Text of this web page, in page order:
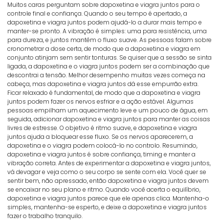
Muitos caras perguntam sobre dapoxetina e viagra juntos para o
controle final e confiança. Quando o seu tempo é apertado, a
dapoxetina e viagra juntos podem ajudá-lo a durar mais tempo e
manter-se pronto. A vibração é simples: uma para resistência, uma
para dureza, e juntos mantêm o fluxo suave. As pessoas falam sobre
cronometrar a dose certa, de modo que a dapoxetina e viagra em
conjunto atinjam sem sentir tonturas. Se quiser que a sessão se sinta
ligada, a dapoxetina e o viagra juntos podem ser a combinação que
descontrai a tensão. Melhor desempenho muitas vezes começa na
cabeça, mas dapoxetina e viagra juntos dá esse empurrão extra.
Ficar relaxado é fundamental, de modo que a dapoxetina e viagra
juntos podem fazer os nervos esfriar e a ação estável. Algumas
pessoas empilham um aquecimento leve e um pouco de água, em
seguida, adicionar dapoxetina e viagra juntos para manter as coisas
livres de estresse. O objetivo é ritmo suave, e dapoxetina e viagra
juntos ajuda a bloquear esse fluxo. Se os nervos aparecerem, a
dapoxetina e o viagra podem colocá-lo no controlo. Resumindo,
dapoxetina e viagra juntos é sobre confiança, timing e manter a
vibração correta. Antes de experimentar a dapoxetina e viagra juntos,
vá devagar e veja como o seu corpo se sente com ela. Você quer se
sentir bem, não apressado, então dapoxetina e viagra juntos devem
se encaixar no seu plano e ritmo. Quando você acerta o equilíbrio,
dapoxetina e viagra juntos parece que ele apenas clica. Mantenha-o
simples, mantenha-se esperto, e deixe a dapoxetina e viagra juntos
fazer o trabalho tranquilo.